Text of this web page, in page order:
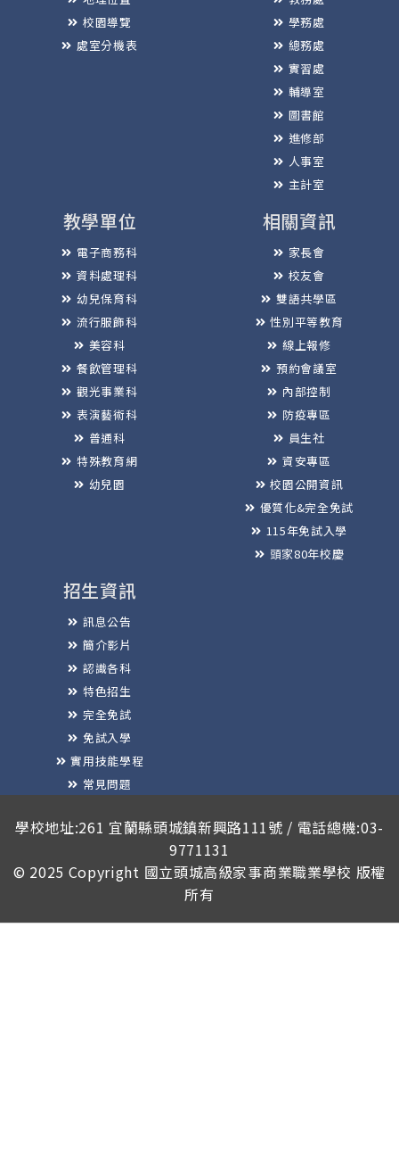
校園導覽
處室分機表
學務處
總務處
實習處
輔導室
圖書館
進修部
人事室
主計室
教學單位
電子商務科
資料處理科
幼兒保育科
流行服飾科
美容科
餐飲管理科
觀光事業科
表演藝術科
普通科
特殊教育網
幼兒園
相關資訊
家長會
校友會
雙語共學區
性別平等教育
線上報修
預約會議室
內部控制
防疫專區
員生社
資安專區
校園公開資訊
優質化&完全免試
115年免試入學
頭家80年校慶
招生資訊
訊息公告
簡介影片
認識各科
特色招生
完全免試
免試入學
實用技能學程
常見問題
學校地址:261 宜蘭縣頭城鎮新興路111號 / 電話總機:03-
9771131
© 2025 Copyright 國立頭城高級家事商業職業學校 版權
所有